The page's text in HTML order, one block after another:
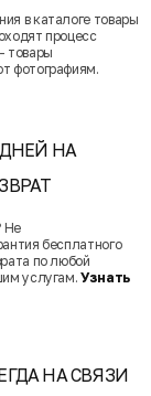
в каталоге товары
процесс
товары
фотографиям.
НА
Не
бесплатного
по любой
услугам. Узнать
НА СВЯЗИ